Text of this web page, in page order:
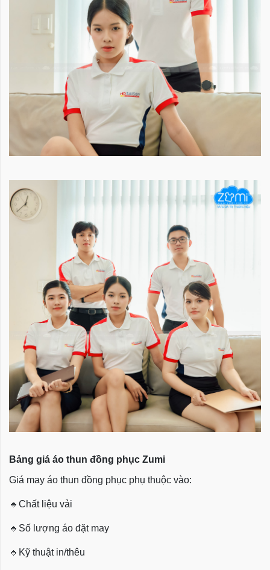
Bảng giá áo thun đồng phục Zumi
Giá may áo thun đồng phục phụ thuộc vào:
🔹 Chất liệu vải
🔹 Số lượng áo đặt may
🔹 Kỹ thuật in/thêu